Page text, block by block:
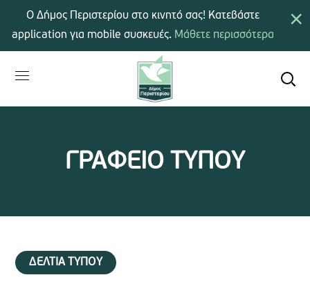
ΓΡΑΦΕΙΟ ΤΥΠΟΥ
ΔΕΛΤΙΑ ΤΥΠΟΥ
×
Ο Δήμος Περιστερίου στο κινητό σας! Κατεβάστε
application για mobile συσκευές. Μάθετε περισσότερα